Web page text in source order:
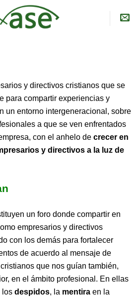
y directivos cristianos que se
para compartir experiencias y
un entorno intergeneracional, sobre
a que se ven enfrentados
con el anhelo de crecer en
y directivos a la luz de
un foro donde compartir en
empresarios y directivos
con los demás para fortalecer
de acuerdo al mensaje de
que nos guían también,
en el ámbito profesional. En ellas
los despidos, la mentira en la